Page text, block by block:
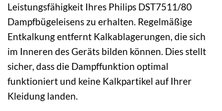
Leistungsfähigkeit Ihres Philips DST7511/80
Dampfbügeleisens zu erhalten. Regelmäßige
Entkalkung entfernt Kalkablagerungen, die sich
im Inneren des Geräts bilden können. Dies stellt
sicher, dass die Dampffunktion optimal
funktioniert und keine Kalkpartikel auf Ihrer
Kleidung landen.